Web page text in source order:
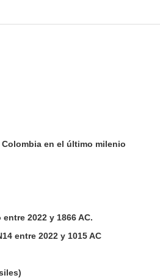
en el último milenio
2022 y 1866 AC.
entre 2022 y 1015 AC